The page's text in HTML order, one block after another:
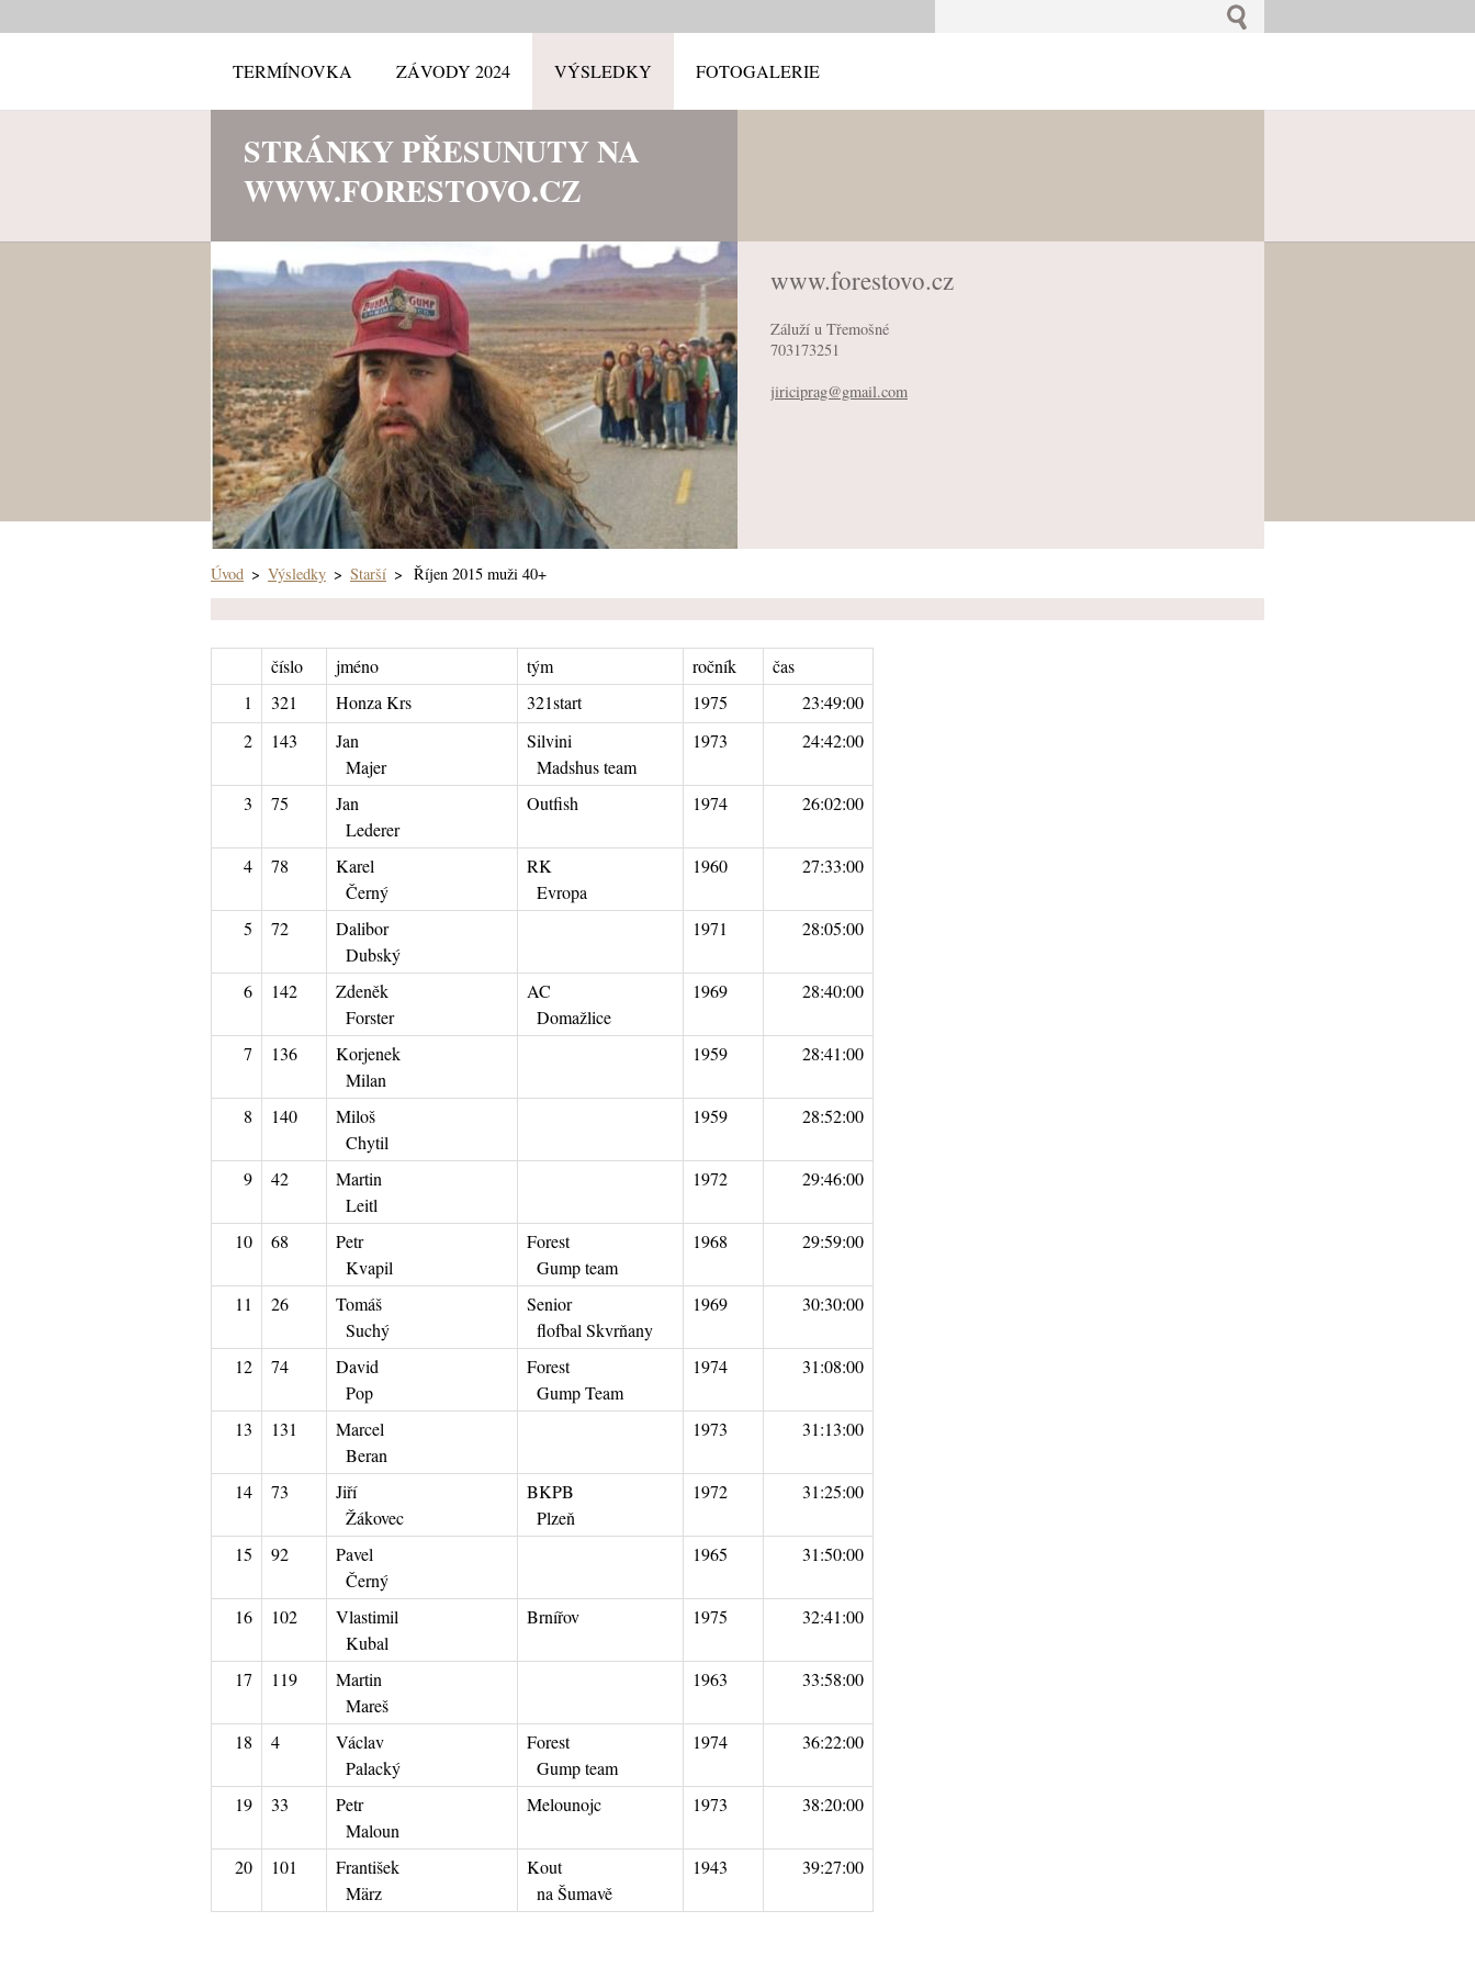
TERMÍNOVKA ZÁVODY 2024 VÝSLEDKY FOTOGALERIE
STRÁNKY PŘESUNUTY NA
WWW.FORESTOVO.CZ
www.forestovo.cz
Záluží u Třemošné
703173251
jiriciprag@gmail.com
Úvod > Výsledky > Starší > Říjen 2015 muži 40+
číslo jméno tým ročník
čas
1
321 Honza Krs 321start 1975
23:49:00
2
143
Jan
Majer
Silvini
Madshus team
1973 24:42:00
3 75
Jan
Lederer
Outfish 1974 26:02:00
4 78
Karel
Černý
RK
Evropa
1960 27:33:00
5 72
Dalibor
Dubský
1971 28:05:00
6 142
Zdeněk
Forster
AC
Domažlice
1969 28:40:00
7 136
Korjenek
Milan
1959 28:41:00
8 140
Miloš
Chytil
1959 28:52:00
9 42
Martin
Leitl
1972 29:46:00
10 68
Petr
Kvapil
Forest
Gump team
1968 29:59:00
11 26
Tomáš
Suchý
Senior
flofbal Skvrňany
1969 30:30:00
12 74
David
Pop
Forest
Gump Team
1974 31:08:00
13 131
Marcel
Beran
1973 31:13:00
14 73
Jiří
Žákovec
BKPB
Plzeň
1972 31:25:00
15 92
Pavel
Černý
1965 31:50:00
16 102
Vlastimil
Kubal
Brnířov 1975 32:41:00
17 119
Martin
Mareš
1963 33:58:00
18 4
Václav
Palacký
Forest
Gump team
1974 36:22:00
19 33
Petr
Maloun
Melounojc 1973 38:20:00
20 101
František
März
Kout
na Šumavě
1943 39:27:00